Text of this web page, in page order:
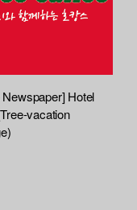
Newspaper] Hotel
vacation